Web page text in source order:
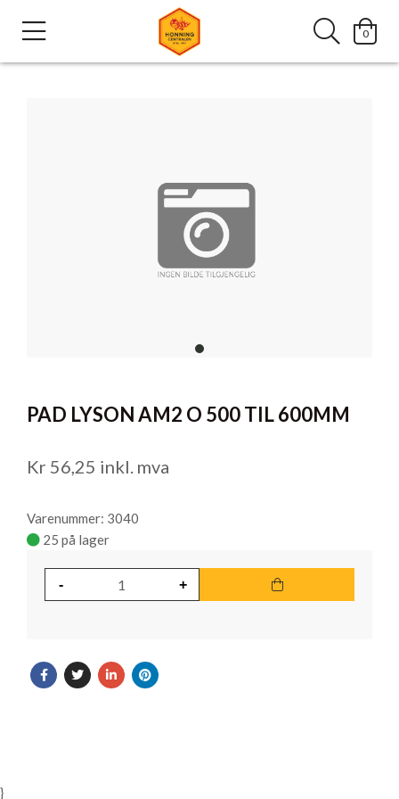
0
item
of
PAD LYSON AM2 O 500 TIL 600MM
Kr 56,25 inkl. mva
Varenummer: 3040
25 på lager
}